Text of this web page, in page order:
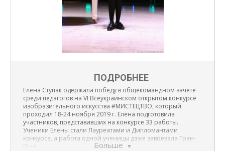
Больше
ПОДРОБНЕЕ
Елена Ступак одержала победу в общекомандном зачете
среди педагогов на VI Всеукраинском открытом конкурсе
изобразительного искусства #МИСТЕЦТВО, который
проходил 18-24 ноября 2019 г. Елена подготовила
участников, представивших на конкурсе 33 работы.
Ученики Елены стали Лауреатами и Дипломантами
конкурса, а работа одной ученицы даже завоевала Гран-
При!